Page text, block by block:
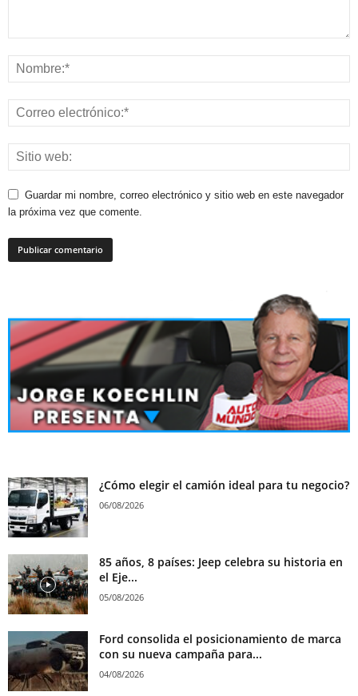
Guardar mi nombre, correo electrónico y sitio web en este navegador
la próxima vez que comente.
¿Cómo elegir el camión ideal para tu negocio?
06/08/2026
85 años, 8 países: Jeep celebra su historia en
el Eje...
05/08/2026
Ford consolida el posicionamiento de marca
con su nueva campaña para...
04/08/2026